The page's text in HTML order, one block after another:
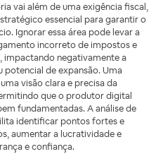
vai além de uma exigência fiscal,
essencial para garantir o
Ignorar essa área pode levar a
incorreto de impostos e
impactando negativamente a
potencial de expansão. Uma
visão clara e precisa da
que o produtor digital
fundamentadas. A análise de
identificar pontos fortes e
aumentar a lucratividade e
e confiança.